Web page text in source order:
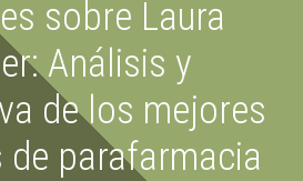
sobre Laura
Análisis y
de los mejores
parafarmacia